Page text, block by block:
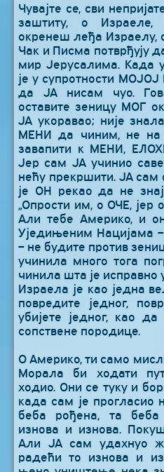
Чувајте се, сви
заштиту, о
окренеш леђа Израелу,
Чак и Писма потврђују
мир Јерусалима. Када
је у супротности
да ЈА нисам чуо.
оставите зеницу МОГ
ЈА укоравао; није
МЕНИ да чиним, не на
завапити к МЕНИ,
Јер сам ЈА учинио
нећу прекршити. ЈА сам
је ОН рекао да не
„Опрости им, о ОЧЕ, јер
Али тебе Америко, и
Уједињеним Нацијама
– не будите против
учинила много тога
чинила шта је
Израела је као једна
повредите једног,
убијете једног, као
сопствене породице.
О Америко, ти само
Морала би ходати
ходио. Они се туку и
када сам је прогласио
беба рођена, та
изнова и изнова.
Али ЈА сам удахнуо
радећи то изнова и